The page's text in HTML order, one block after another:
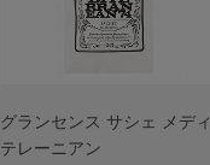
グランセンス サシェ メディ
テレーニアン